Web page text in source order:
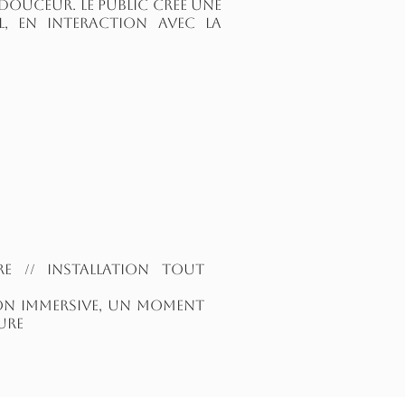
Le public crée une
en interaction avec la
// Installation tout
immersive, un moment